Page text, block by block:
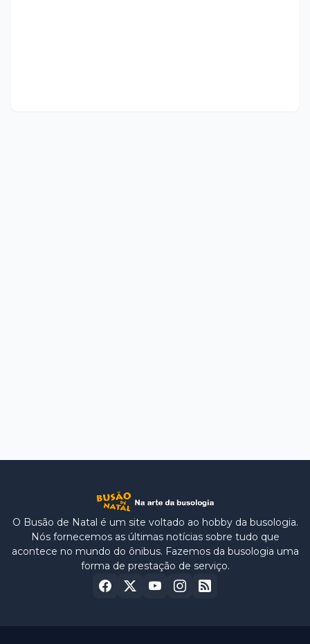
O Busão de Natal é um site voltado ao hobby da busologia.
Nós fornecemos as últimas notícias sobre tudo que
acontece no mundo do ônibus. Fazemos da busologia uma
forma de prestação de serviço.